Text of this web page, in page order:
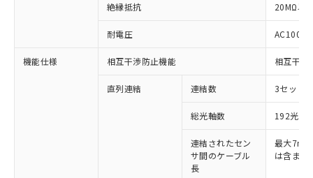
絶縁抵抗 20MΩ以
耐電圧
機能仕様 相互干渉防止機能 相互干渉
直列連結 連結数 3セット
総光軸数 192光軸
連結されたセン
サ間のケーブル
長
最大7m
は含まな
※1 対応状況
対応済み：EU RoHS指令（10物質）の
対応予定：EU RoHS指令（10物質）の非含